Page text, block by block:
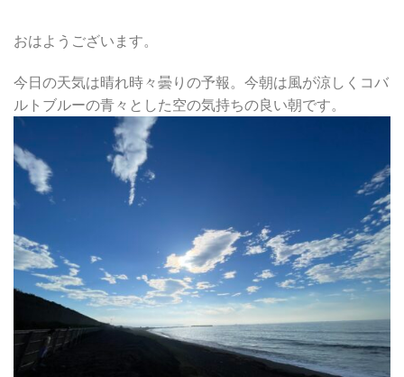
おはようございます。
今日の天気は晴れ時々曇りの予報。今朝は風が涼しくコバ
ルトブルーの青々とした空の気持ちの良い朝です。